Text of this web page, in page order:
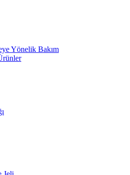
Yönelik Bakım